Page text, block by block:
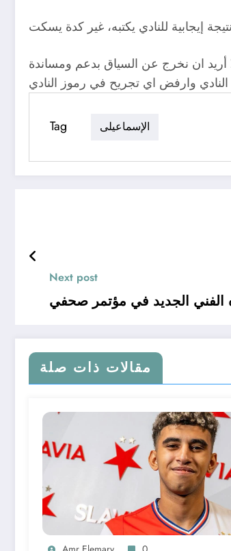
أريد ان نخرج عن السياق بدعم ومساندة
النادي وارفض اي تجريح في رموز النادي
Tag الإسماعيلى
Next post
الفني الجديد في مؤتمر صحفي
مقالات ذات صلة